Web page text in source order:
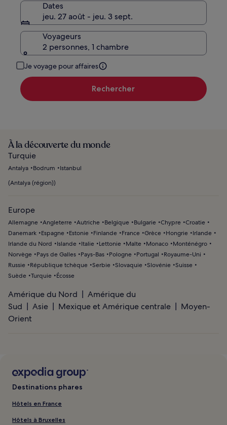
Dates
jeu. 27 août - jeu. 3 sept.
Voyageurs
2 personnes, 1 chambre
Je voyage pour affaires
Rechercher
À la découverte du monde
Turquie
Antalya Bodrum
Istanbul
(Antalya (région))
Europe
Allemagne Angleterre Autriche Belgique Bulgarie Chypre Croatie
Danemark
Espagne Estonie Finlande France Grèce Hongrie
Irlande
Irlande du Nord
Islande Italie Lettonie Malte Monaco
Monténégro
Norvège
Pays de Galles Pays-Bas Pologne Portugal
Royaume-Uni
Russie
République tchèque Serbie Slovaquie Slovénie Suisse
Suède Turquie Écosse
Amérique du Nord
Amérique du
Sud
Asie Mexique et Amérique centrale
Moyen-
Orient
Destinations phares
Hôtels en France
Hôtels à Bruxelles